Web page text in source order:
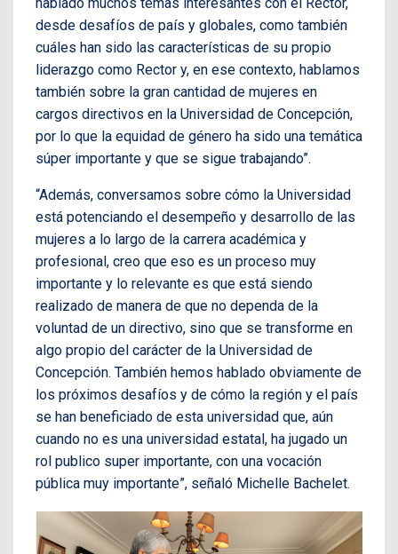
hablado muchos temas interesantes con el Rector,
desde desafíos de país y globales, como también
cuáles han sido las características de su propio
liderazgo como Rector y, en ese contexto, hablamos
también sobre la gran cantidad de mujeres en
cargos directivos en la Universidad de Concepción,
por lo que la equidad de género ha sido una temática
súper importante y que se sigue trabajando”.
“Además, conversamos sobre cómo la Universidad
está potenciando el desempeño y desarrollo de las
mujeres a lo largo de la carrera académica y
profesional, creo que eso es un proceso muy
importante y lo relevante es que está siendo
realizado de manera de que no dependa de la
voluntad de un directivo, sino que se transforme en
algo propio del carácter de la Universidad de
Concepción. También hemos hablado obviamente de
los próximos desafíos y de cómo la región y el país
se han beneficiado de esta universidad que, aún
cuando no es una universidad estatal, ha jugado un
rol publico super importante, con una vocación
pública muy importante”, señaló Michelle Bachelet.